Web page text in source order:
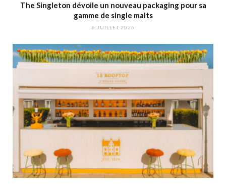
The Singleton dévoile un nouveau packaging pour sa
gamme de single malts
6 JUILLET 2026